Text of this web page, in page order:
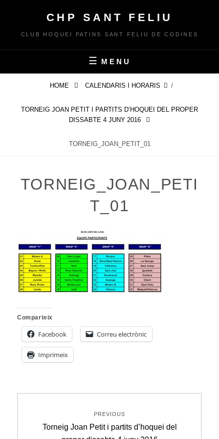
content
CHP SANT FELIU
CLUB HOQUEI PATINS SANT FELIU DE CODINES
MENU
HOME CALENDARIS I HORARIS /
TORNEIG JOAN PETIT I PARTITS D’HOQUEI DEL PROPER
DISSABTE 4 JUNY 2016
TORNEIG_JOAN_PETIT_01
TORNEIG_JOAN_PETI
T_01
Comparteix
Facebook Correu electrònic
Imprimeix
d'entrades
PREVIOUS
Previous
Torneig Joan Petit i partits d’hoquei del